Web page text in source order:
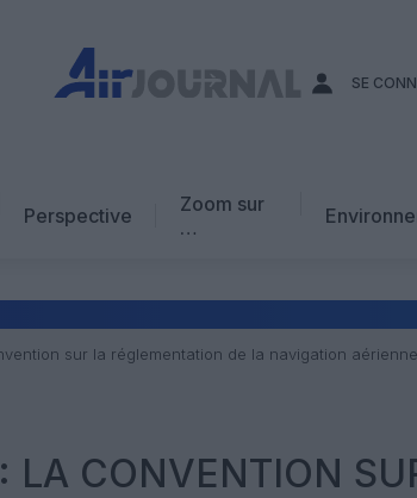
SE
Perspective
Zoom sur
…
Avis d’expert
sur la réglementation de la navigation
LA CONVENTION